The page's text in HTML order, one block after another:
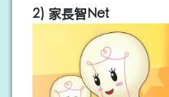
2) 家長智Net